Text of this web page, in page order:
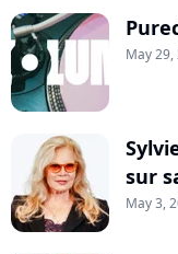
May 29,
sur
May 3,